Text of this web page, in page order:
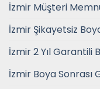
İzmir Müşteri
İzmir Şikayetsiz
İzmir 2 Yıl Garantili
İzmir Boya Sonrası